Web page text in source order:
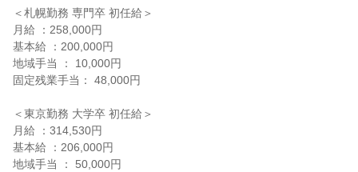
＜札幌勤務 専門卒 初任給＞
月給 ：258,000円
基本給 ：200,000円
地域手当 ： 10,000円
固定残業手当： 48,000円
＜東京勤務 大学卒 初任給＞
月給 ：314,530円
基本給 ：206,000円
地域手当 ： 50,000円